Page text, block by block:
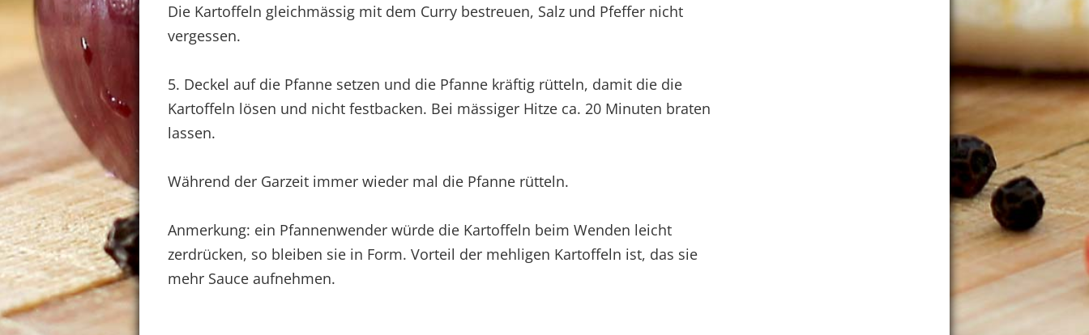
Die Kartoffeln gleichmässig mit dem Curry bestreuen, Salz und Pfeffer nicht
vergessen.
5. Deckel auf die Pfanne setzen und die Pfanne kräftig rütteln, damit die die
Kartoffeln lösen und nicht festbacken. Bei mässiger Hitze ca. 20 Minuten braten
lassen.
Während der Garzeit immer wieder mal die Pfanne rütteln.
Anmerkung: ein Pfannenwender würde die Kartoffeln beim Wenden leicht
zerdrücken, so bleiben sie in Form. Vorteil der mehligen Kartoffeln ist, das sie
mehr Sauce aufnehmen.